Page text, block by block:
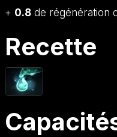
+ 0.8 de régénération
Recette